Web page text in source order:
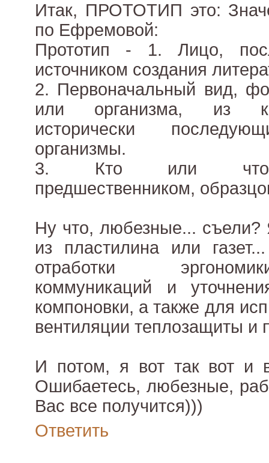
Итак, ПРОТОТИП это:
по Ефремовой:
Прототип - 1. Лицо,
источником создания
2. Первоначальный вид,
или организма, из
исторически
организмы.
3. Кто или что-
предшественником,
Ну что, любезные... съели?
из пластилина или
отработки
коммуникаций и
компоновки, а также для
вентиляции теплозащиты и
И потом, я вот так вот и
Ошибаетесь, любезные,
Вас все получится)))
Ответить